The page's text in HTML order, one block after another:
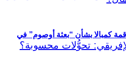
كمبالا بشأن “بعثة أوصوم” في